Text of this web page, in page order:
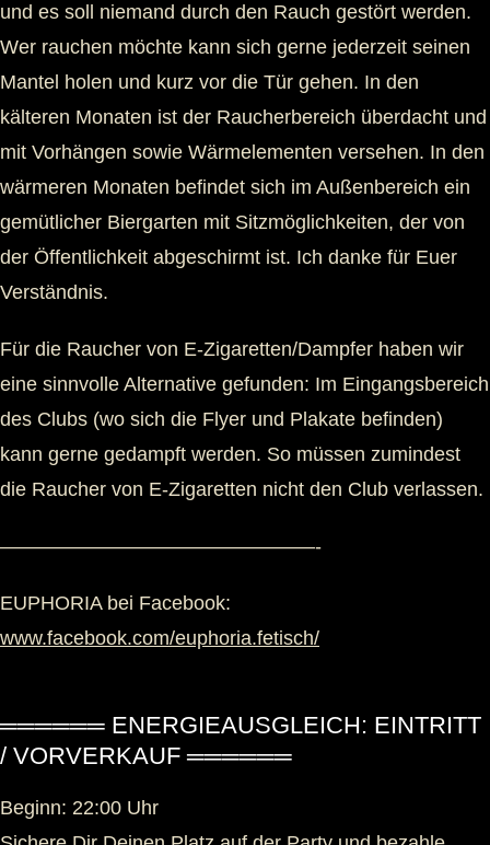
und es soll niemand durch den Rauch gestört werden.
Wer rauchen möchte kann sich gerne jederzeit seinen
Mantel holen und kurz vor die Tür gehen. In den
kälteren Monaten ist der Raucherbereich überdacht und
mit Vorhängen sowie Wärmelementen versehen. In den
wärmeren Monaten befindet sich im Außenbereich ein
gemütlicher Biergarten mit Sitzmöglichkeiten, der von
der Öffentlichkeit abgeschirmt ist. Ich danke für Euer
Verständnis.
Für die Raucher von E-Zigaretten/Dampfer haben wir
eine sinnvolle Alternative gefunden: Im Eingangsbereich
des Clubs (wo sich die Flyer und Plakate befinden)
kann gerne gedampft werden. So müssen zumindest
die Raucher von E-Zigaretten nicht den Club verlassen.
————————————————-
EUPHORIA bei Facebook:
www.facebook.com/euphoria.fetisch/
══════ ENERGIEAUSGLEICH: EINTRITT
/ VORVERKAUF ══════
Beginn: 22:00 Uhr